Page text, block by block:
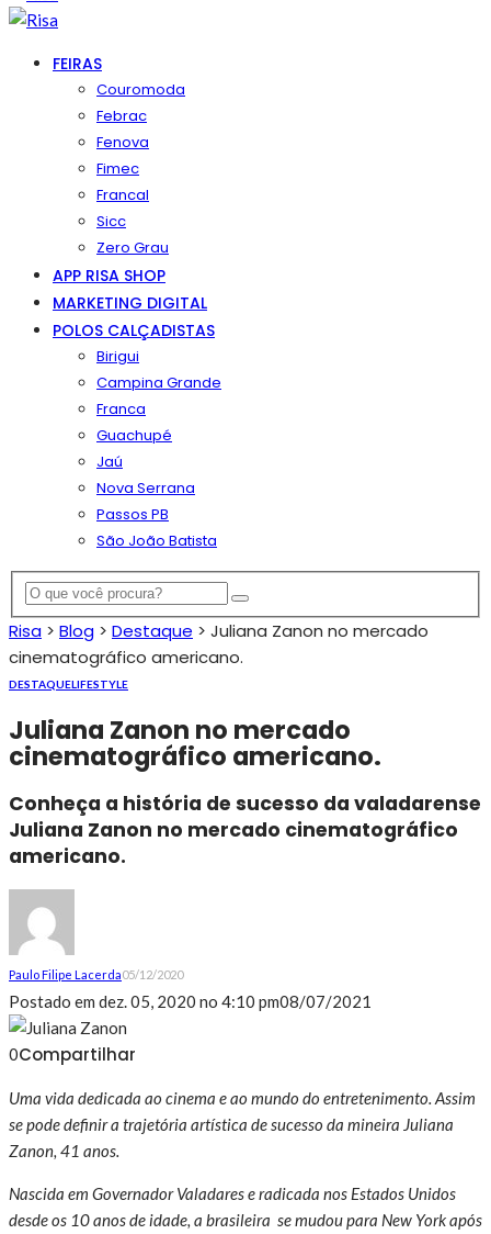
FEIRAS
Couromoda
Febrac
Fenova
Fimec
Francal
Sicc
Zero Grau
APP RISA SHOP
MARKETING DIGITAL
POLOS CALÇADISTAS
Birigui
Campina Grande
Franca
Guachupé
Jaú
Nova Serrana
Passos PB
São João Batista
Risa > Blog > Destaque > Juliana Zanon no mercado
cinematográfico americano.
DESTAQUELIFESTYLE
Juliana Zanon no mercado
cinematográfico americano.
Conheça a história de sucesso da valadarense
Juliana Zanon no mercado cinematográfico
americano.
Paulo Filipe Lacerda05/12/2020
Postado em dez. 05, 2020 no 4:10 pm08/07/2021
0Compartilhar
Uma vida dedicada ao cinema e ao mundo do entretenimento. Assim
se pode definir a trajetória artística de sucesso da mineira Juliana
Zanon, 41 anos.
Nascida em Governador Valadares e radicada nos Estados Unidos
desde os 10 anos de idade, a brasileira se mudou para New York após